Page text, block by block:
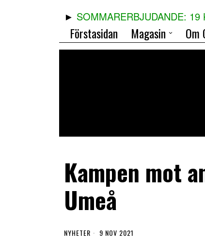
SOMMARERBJUDANDE: 19
Förstasidan Magasin Om
Kampen mot
Umeå
NYHETER 9 NOV 2021